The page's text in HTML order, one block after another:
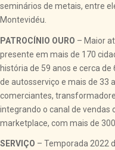
seminários de metais, entre
Montevidéu.
PATROCÍNIO OURO – Maior
presente em mais de 170
história de 59 anos e cerca
de autosserviço e mais de 33
comerciantes,
integrando o canal de vendas
marketplace, com mais de
SERVIÇO – Temporada 2022